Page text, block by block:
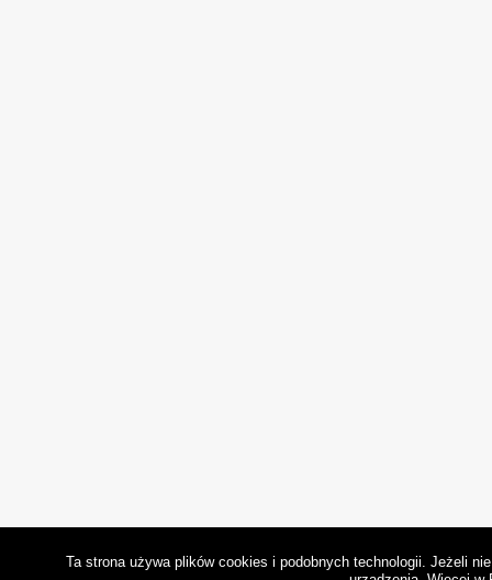
Ta strona używa plików cookies i podobnych technologii. Jeżeli